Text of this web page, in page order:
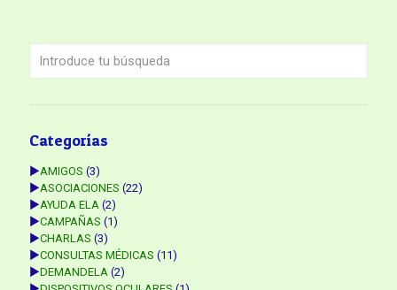
Categorías
►AMIGOS (3)
►ASOCIACIONES (22)
►AYUDA ELA (2)
►CAMPAÑAS (1)
►CHARLAS (3)
►CONSULTAS MÉDICAS (11)
►DEMANDELA (2)